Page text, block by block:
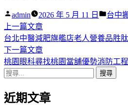
作
者:
admin 2026 年 5 月 11 日
分
台中
文
章
導
覽
上一篇文章下
一
篇
文
台北中醫減肥旗艦店老人營養品胜
下一篇文章下
一
章:
桃園眼科尋找桃園當舖優勢消防工
搜
關
近期文章